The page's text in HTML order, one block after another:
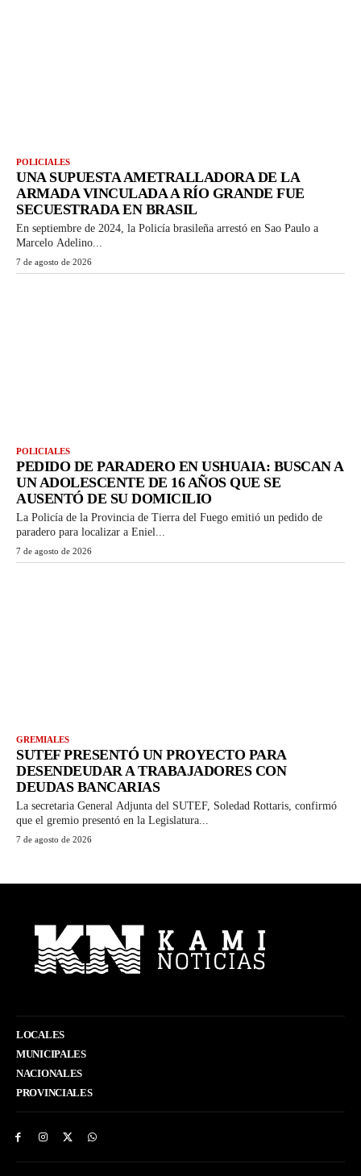
POLICIALES
UNA SUPUESTA AMETRALLADORA DE LA
ARMADA VINCULADA A RÍO GRANDE FUE
SECUESTRADA EN BRASIL
En septiembre de 2024, la Policía brasileña arrestó en Sao Paulo a
Marcelo Adelino...
7 de agosto de 2026
POLICIALES
PEDIDO DE PARADERO EN USHUAIA: BUSCAN A
UN ADOLESCENTE DE 16 AÑOS QUE SE
AUSENTÓ DE SU DOMICILIO
La Policía de la Provincia de Tierra del Fuego emitió un pedido de
paradero para localizar a Eniel...
7 de agosto de 2026
GREMIALES
SUTEF PRESENTÓ UN PROYECTO PARA
DESENDEUDAR A TRABAJADORES CON
DEUDAS BANCARIAS
La secretaria General Adjunta del SUTEF, Soledad Rottaris, confirmó
que el gremio presentó en la Legislatura...
7 de agosto de 2026
LOCALES
MUNICIPALES
NACIONALES
PROVINCIALES